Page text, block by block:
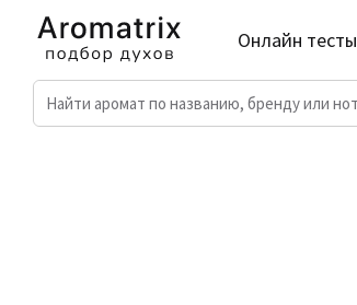
Онлайн тесты